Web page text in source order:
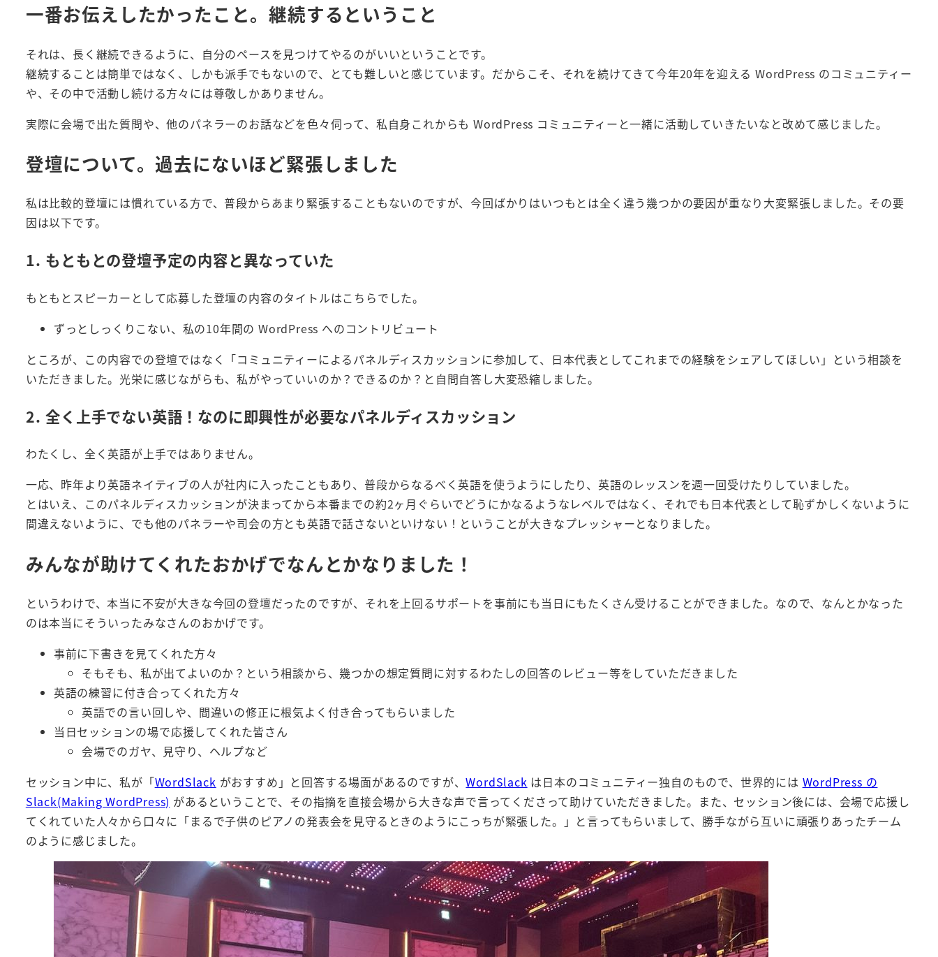
一番お伝えしたかったこと。継続するということ
それは、長く継続できるように、自分のペースを見つけてやるのがいいということです。
継続することは簡単ではなく、しかも派手でもないので、とても難しいと感じています。だからこそ、それを続けてきて今年20年を迎える WordPress のコミュニティー
や、その中で活動し続ける方々には尊敬しかありません。
実際に会場で出た質問や、他のパネラーのお話などを色々伺って、私自身これからも WordPress コミュニティーと一緒に活動していきたいなと改めて感じました。
登壇について。過去にないほど緊張しました
私は比較的登壇には慣れている方で、普段からあまり緊張することもないのですが、今回ばかりはいつもとは全く違う幾つかの要因が重なり大変緊張しました。その要
因は以下です。
1. もともとの登壇予定の内容と異なっていた
もともとスピーカーとして応募した登壇の内容のタイトルはこちらでした。
ずっとしっくりこない、私の10年間の WordPress へのコントリビュート
ところが、この内容での登壇ではなく「コミュニティーによるパネルディスカッションに参加して、日本代表としてこれまでの経験をシェアしてほしい」という相談を
いただきました。光栄に感じながらも、私がやっていいのか？できるのか？と自問自答し大変恐縮しました。
2. 全く上手でない英語！なのに即興性が必要なパネルディスカッション
わたくし、全く英語が上手ではありません。
一応、昨年より英語ネイティブの人が社内に入ったこともあり、普段からなるべく英語を使うようにしたり、英語のレッスンを週一回受けたりしていました。
とはいえ、このパネルディスカッションが決まってから本番までの約2ヶ月ぐらいでどうにかなるようなレベルではなく、それでも日本代表として恥ずかしくないように
間違えないように、でも他のパネラーや司会の方とも英語で話さないといけない！ということが大きなプレッシャーとなりました。
みんなが助けてくれたおかげでなんとかなりました！
というわけで、本当に不安が大きな今回の登壇だったのですが、それを上回るサポートを事前にも当日にもたくさん受けることができました。なので、なんとかなった
のは本当にそういったみなさんのおかげです。
事前に下書きを見てくれた方々
そもそも、私が出てよいのか？という相談から、幾つかの想定質問に対するわたしの回答のレビュー等をしていただきました
英語の練習に付き合ってくれた方々
英語での言い回しや、間違いの修正に根気よく付き合ってもらいました
当日セッションの場で応援してくれた皆さん
会場でのガヤ、見守り、ヘルプなど
セッション中に、私が「WordSlack がおすすめ」と回答する場面があるのですが、WordSlack は日本のコミュニティー独自のもので、世界的には WordPress の
Slack(Making WordPress) があるということで、その指摘を直接会場から大きな声で言ってくださって助けていただきました。また、セッション後には、会場で応援し
てくれていた人々から口々に「まるで子供のピアノの発表会を見守るときのようにこっちが緊張した。」と言ってもらいまして、勝手ながら互いに頑張りあったチーム
のように感じました。